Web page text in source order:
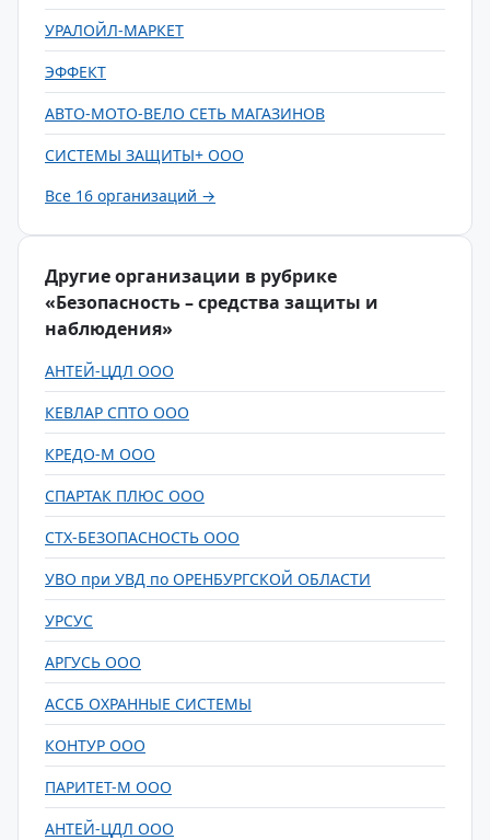
УРАЛОЙЛ-МАРКЕТ
ЭФФЕКТ
АВТО-МОТО-ВЕЛО СЕТЬ МАГАЗИНОВ
СИСТЕМЫ ЗАЩИТЫ+ ООО
Все 16 организаций →
Другие организации в рубрике
«Безопасность – средства защиты и
наблюдения»
АНТЕЙ-ЦДЛ ООО
КЕВЛАР СПТО ООО
КРЕДО-М ООО
СПАРТАК ПЛЮС ООО
СТХ-БЕЗОПАСНОСТЬ ООО
УВО при УВД по ОРЕНБУРГСКОЙ ОБЛАСТИ
УРСУС
АРГУСЬ ООО
АССБ ОХРАННЫЕ СИСТЕМЫ
КОНТУР ООО
ПАРИТЕТ-М ООО
АНТЕЙ-ЦДЛ ООО